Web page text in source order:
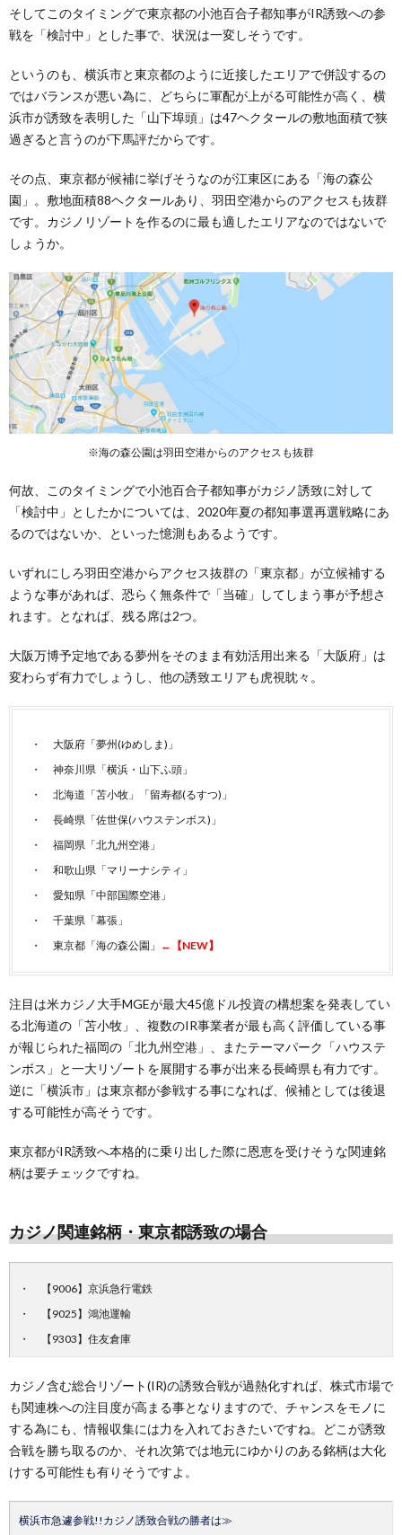
そしてこのタイミングで東京都の小池百合子都知事がIR誘致への参
戦を「検討中」とした事で、状況は一変しそうです。
というのも、横浜市と東京都のように近接したエリアで併設するの
ではバランスが悪い為に、どちらに軍配が上がる可能性が高く、横
浜市が誘致を表明した「山下埠頭」は47ヘクタールの敷地面積で狭
過ぎると言うのが下馬評だからです。
その点、東京都が候補に挙げそうなのが江東区にある「海の森公
園」。敷地面積88ヘクタールあり、羽田空港からのアクセスも抜群
です。カジノリゾートを作るのに最も適したエリアなのではないで
しょうか。
※海の森公園は羽田空港からのアクセスも抜群
何故、このタイミングで小池百合子都知事がカジノ誘致に対して
「検討中」としたかについては、2020年夏の都知事選再選戦略にあ
るのではないか、といった憶測もあるようです。
いずれにしろ羽田空港からアクセス抜群の「東京都」が立候補する
ような事があれば、恐らく無条件で「当確」してしまう事が予想さ
れます。となれば、残る席は2つ。
大阪万博予定地である夢州をそのまま有効活用出来る「大阪府」は
変わらず有力でしょうし、他の誘致エリアも虎視眈々。
大阪府「夢州(ゆめしま)」
神奈川県「横浜・山下ふ頭」
北海道「苫小牧」「留寿都(るすつ)」
長崎県「佐世保(ハウステンボス)」
福岡県「北九州空港」
和歌山県「マリーナシティ」
愛知県「中部国際空港」
千葉県「幕張」
東京都「海の森公園」 ←【NEW】
注目は米カジノ大手MGEが最大45億ドル投資の構想案を発表してい
る北海道の「苫小牧」、複数のIR事業者が最も高く評価している事
が報じられた福岡の「北九州空港」、またテーマパーク「ハウステ
ンボス」と一大リゾートを展開する事が出来る長崎県も有力です。
逆に「横浜市」は東京都が参戦する事になれば、候補としては後退
する可能性が高そうです。
東京都がIR誘致へ本格的に乗り出した際に恩恵を受けそうな関連銘
柄は要チェックですね。
カジノ関連銘柄・東京都誘致の場合
【9006】京浜急行電鉄
【9025】鴻池運輸
【9303】住友倉庫
カジノ含む総合リゾート(IR)の誘致合戦が過熱化すれば、株式市場で
も関連株への注目度が高まる事となりますので、チャンスをモノに
する為にも、情報収集には力を入れておきたいですね。どこが誘致
合戦を勝ち取るのか、それ次第では地元にゆかりのある銘柄は大化
けする可能性も有りそうですよ。
横浜市急遽参戦!!カジノ誘致合戦の勝者は≫